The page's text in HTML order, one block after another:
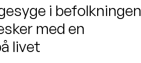
i befolkningen
med en
livet